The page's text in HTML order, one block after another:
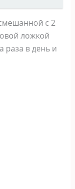
с 2
ложкой
раза в день и